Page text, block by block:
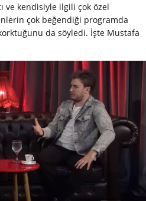
ve kendisiyle ilgili çok özel
çok beğendiği programda
da söyledi. İşte Mustafa